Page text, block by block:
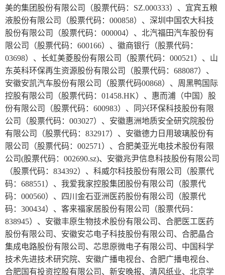
美的集团股份有限公司（股票代码：SZ.000333）、宜宾五粮
液股份有限公司（股票代码：000858）、深圳中国农大科技
股份有限公司（股票代码：000004）、北汽福田汽车股份有
限公司（股票代码：600166）、徽商银行（股票代码：
03698）、长虹美菱股份有限公司（股票代码：000521）、山
东英科环保再生资源股份有限公司（股票代码：688087）、
安徽安凯汽车股份有限公司（股票代码00868）、周黑鸭国际
控股有限公司（股票代码：01458.HK）、惠而浦（中国）股
份有限公司（股票代码：600983）、同兴环保科技股份有限
公司（股票代码：003027）、安徽惠洲地质安全研究院股份
有限公司（股票代码：832917）、安徽德力日用玻璃股份有
限公司（股票代码：002571）、合肥美亚光电技术股份有限
公司(股票代码：002690.sz)、安徽兆尹信息科技股份有限公司
（股票代码：834392）、科威尔科技股份有限公司（股票代
码：688551）、我爱我家控股集团股份有限公司（股票代
码：000560）、四川金石亚洲医药股份有限公司（股票代
码：300434）、客来福家居股份有限公司（股票代码：
838945）、安徽丰原生物技术股份有限公司、合肥医工医药
股份有限公司、安徽安芯电子科技股份有限公司、合肥晶合
集成电路股份有限公司、芯思原微电子有限公司、中国科学
技术先进技术研究院、安徽广播电视台、合肥广播电视台、
合肥国有投资控股有限公司、新安晚报、清风纸业、北京学